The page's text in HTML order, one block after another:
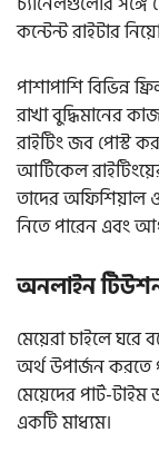
কন্টেন্ট রাইটার
পাশাপাশি বিভিন্ন
রাখা বুদ্ধিমানের
রাইটিং জব পোস্ট
আর্টিকেল
তাদের অফিশিয়াল
নিতে পারেন এবং
অনলাইন
মেয়েরা চাইলে
অর্থ উপার্জন করতে
মেয়েদের পার্ট-
একটি মাধ্যম।